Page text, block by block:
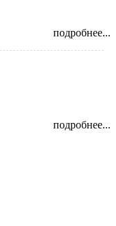
подробнее...
подробнее...